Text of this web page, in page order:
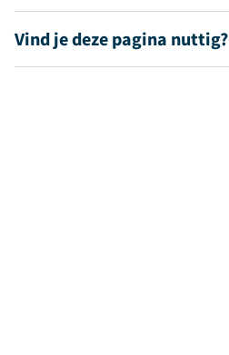
Vind je deze pagina nuttig?